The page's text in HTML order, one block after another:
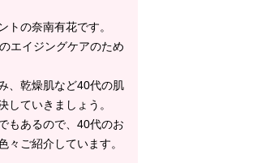
トの奈南有花です。
エイジングケアのため
、乾燥肌など40代の肌
していきましょう。
もあるので、40代のお
々ご紹介しています。